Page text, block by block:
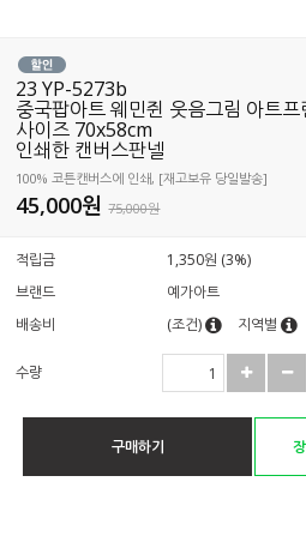
23 YP-5273b
중국팝아트 웨민쥔 웃음그림 아트
사이즈 70x58cm
인쇄한 캔버스판넬
100% 코튼캔버스에 인쇄, [재고보유 당일발송]
45,000원75,000원
적립금
1,350원 (3%)
브랜드
예가아트
배송비
(조건) 지역별
수량
구매하기